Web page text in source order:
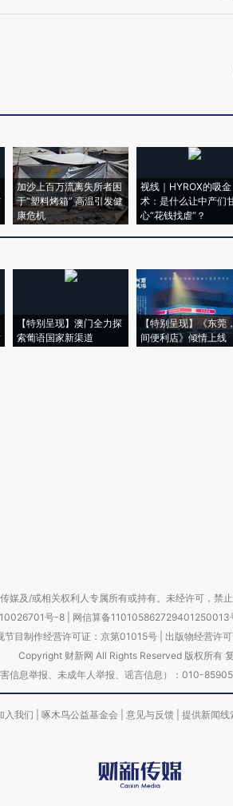
加沙上百万流离失所者困
于“塑料烤箱” 高温引发健
康危机
视线｜HYROX的吸金
术：是什么让中产们
心“花钱找虐”？
【特别呈现】澳门全力探
索葡语国家新渠道
【特别呈现】《东莞
间便利店》倾情上线
媒及/或相关权利人专属所有或持有。未经许可，禁
号-8 网信算备110105862729401250013
节目制作经营许可证：京第01015号| 出版物经营许
Copyright 财新网 All Rights Reserved 版权所有
害信息举报、未成年人举报、谣言信息）：010-
入我们 啄木鸟公益基金会 意见与反馈 提供新闻线